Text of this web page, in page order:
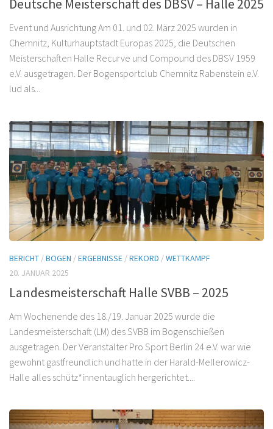
Deutsche Meisterschaft des DBSV – Halle 2025
Event und Ausrichtung Am 01. und 02. März 2025 wurden in
Chemnitz, Kulturhauptstadt Europas 2025, die Deutschen
Meisterschaften Halle Recurve und Compound des DBSV 1959
e.V. ausgetragen. Der Bogensportclub Chemnitz Rabenstein e.V.
lud als...
BERICHT /BOGEN /ERGEBNISSE /REKORD /WETTKAMPF
20. JANUAR 2025
Landesmeisterschaft Halle SVBB – 2025
Am Wochenende des 18./19. Januar 2025 wurde die
Landesmeisterschaft (LM) des SVBB im Bogenschießen
ausgetragen. Der Veranstalter Pro Sport Berlin 24 e.V. war wie
gewohnt gastfreundlich und hatte in der Harald-Mellerowicz-
Halle alles schütz*innentauglich hergerichtet....